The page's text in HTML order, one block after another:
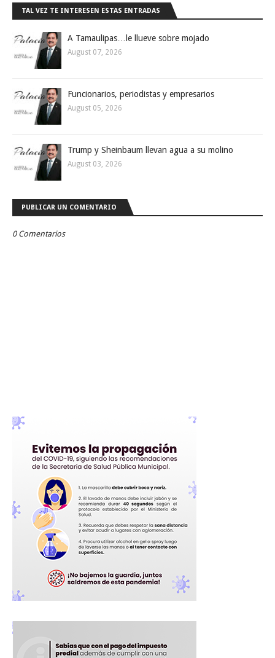
TAL VEZ TE INTERESEN ESTAS ENTRADAS
A Tamaulipas…le llueve sobre mojado
August 07, 2026
Funcionarios, periodistas y empresarios
August 05, 2026
Trump y Sheinbaum llevan agua a su molino
August 03, 2026
PUBLICAR UN COMENTARIO
0 Comentarios